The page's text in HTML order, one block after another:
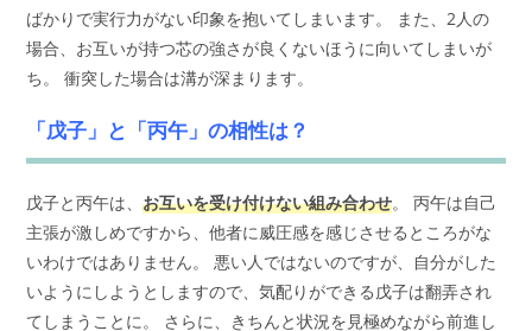
ばかりで実行力がない印象を抱いてしまいます。 また、2人の
場合、お互いが持つ芯の強さが良くないほうに向いてしまいが
ち。 衝突した場合は溝が深まります。
「戊子」と「丙午」の相性は？
戊子と丙午は、お互いを受け付けない組み合わせ。 丙午は自己
主張が激しめですから、他者に威圧感を感じさせるところがな
いわけではありません。 悪い人ではないのですが、自分がした
いようにしようとしますので、気配りができる戊子は翻弄され
てしまうことに。 さらに、きちんと状況を見極めながら前進し